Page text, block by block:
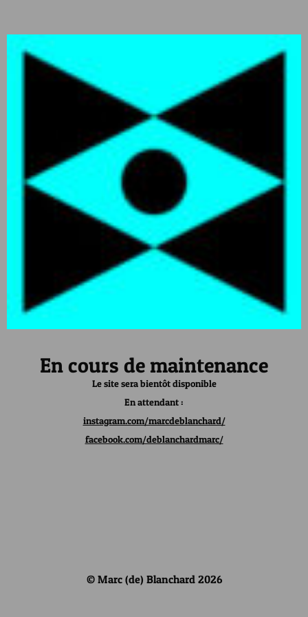
En cours de maintenance
Le site sera bientôt disponible
En attendant :
instagram.com/marcdeblanchard/
facebook.com/deblanchardmarc/
© Marc (de) Blanchard 2026